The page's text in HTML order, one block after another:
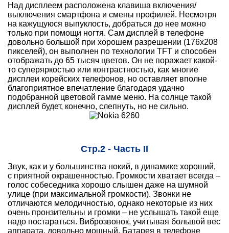
Над дисплеем расположена клавиша включения/
выключения смартфона и смены профилей. Несмотря
на кажущуюся выпуклость, добраться до нее можно
только при помощи ногтя. Сам дисплей в телефоне
довольно большой при хорошем разрешении (176х208
пикселей), он выполнен по технологии TFT и способен
отображать до 65 тысяч цветов. Он не поражает какой-
то суперяркостью или контрастностью, как многие
дисплеи корейских телефонов, но оставляет вполне
благоприятное впечатление благодаря удачно
подобранной цветовой гамме меню. На солнце такой
дисплей будет, конечно, слепнуть, но не сильно.
Стр.2 - Часть II
Звук, как и у большинства нокий, в динамике хороший,
с приятной окрашенностью. Громкости хватает всегда –
голос собеседника хорошо слышен даже на шумной
улице (при максимальной громкости). Звонки не
отличаются мелодичностью, однако некоторые из них
очень пронзительны и громки – не услышать такой еще
надо постараться. Виброзвонок, учитывая большой вес
аппарата, довольно мощный. Батарея в телефоне